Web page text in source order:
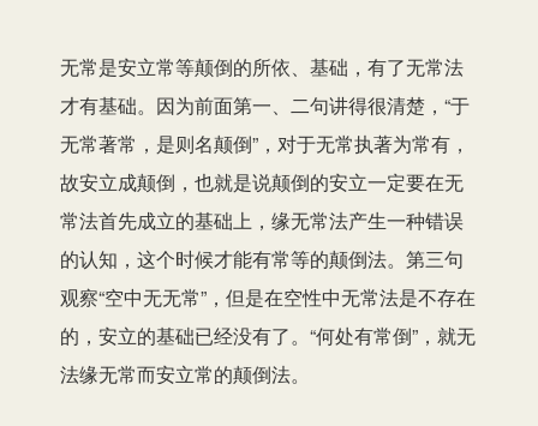
无常是安立常等颠倒的所依、基础，有了无常法
才有基础。因为前面第一、二句讲得很清楚，“于
无常著常，是则名颠倒”，对于无常执著为常有，
故安立成颠倒，也就是说颠倒的安立一定要在无
常法首先成立的基础上，缘无常法产生一种错误
的认知，这个时候才能有常等的颠倒法。第三句
观察“空中无无常”，但是在空性中无常法是不存在
的，安立的基础已经没有了。“何处有常倒”，就无
法缘无常而安立常的颠倒法。